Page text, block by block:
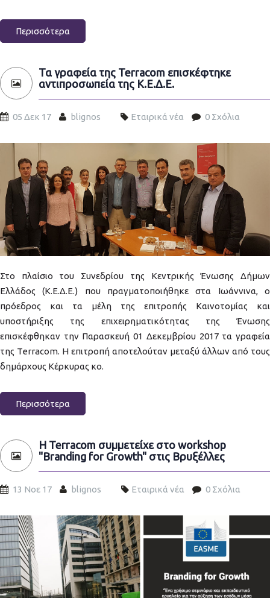
Περισσότερα
Τα γραφεία της Terracom επισκέφτηκε
αντιπροσωπεία της Κ.Ε.Δ.Ε.
05 Δεκ 17 blignos Εταιρικά νέα 0 Σχόλια
antiprosopeia-kede-terracom.jpg
Στο πλαίσιο του Συνεδρίου της Κεντρικής Ένωσης Δήμων
Ελλάδος (Κ.Ε.Δ.Ε.) που πραγματοποιήθηκε στα Ιωάννινα, ο
πρόεδρος και τα μέλη της επιτροπής Καινοτομίας και
υποστήριξης της επιχειρηματικότητας της Ένωσης
επισκέφθηκαν την Παρασκευή 01 Δεκεμβρίου 2017 τα γραφεία
της Terracom. Η επιτροπή αποτελούταν μεταξύ άλλων από τους
δημάρχους Κέρκυρας κο.
Περισσότερα
Η Terracom συμμετείχε στο workshop
"Branding for Growth" στις Βρυξέλλες
13 Νοε 17 blignos Εταιρικά νέα 0 Σχόλια
brussels-gr.jpg